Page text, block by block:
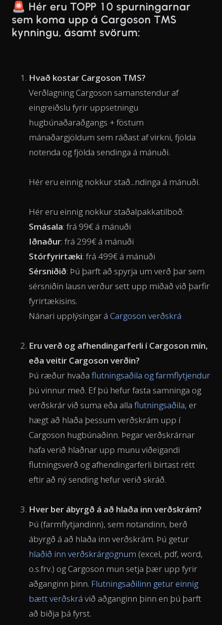
🚨 Hér eru TOPP 10 spurningarnar
sem koma upp á Cargoson TMS
kynningu, ásamt svörum:
Hvað kostar Cargoson TMS?
Verðlagning Cargoson samanstendur af
eingreiðslu fyrir uppsetningu
hugbúnaðaraðgangs + föstum
mánaðargjöldum sem ráðast af virkni, fjölda
notenda og fjölda sendinga á mánuði.
Hér eru einnig nokkur stað...ndinga á mánuði.
Hér eru einnig nokkur staðalpakkatilboð:
Smásala: frá 99€ á mánuði
Iðnaður: frá 299€ á mánuði
Stórfyrirtæki: frá 499€ á mánuði
Sérsniðið: Þú þarft að spyrja um verð þar sem
sérsniðin lausn verður sett upp miðað við þarfir
fyrirtækisins.
Nánari upplýsingar á Cargoson verðskrá
Eru verð og afhendingarferli í Cargoson mín,
eða veitir Cargoson verðin?
Þú ræður hvaða flutningsaðila og farmflytjendur
þú vinnur með. Ef þú hefur fasta samninga og
verðskrár við suma eða alla flutningsaðila, er
hægt að hlaða þessum verðskrám upp í
Cargoson hugbúnaðinn. Þegar verðskrárnar
hafa verið hlaðnar upp munu viðeigandi
flutningsverð og afhendingarferli birtast rétt
eftir að ný sending hefur verið skráð.
Hver ber ábyrgð á að hlaða inn verðskrám?
Þú (farmflytjandinn), sem notandinn, berð
ábyrgð á að hlaða inn verðskrám. Þú getur
hlaðið inn verðskrárgögnum (excel, pdf, word,
o.s.frv.) og Cargoson mun setja þær upp fyrir
aðganginn þinn. Flutningsaðilinn getur einnig
bætt verðskrá við aðganginn þinn en þú þarft
að biðja þá fyrst.